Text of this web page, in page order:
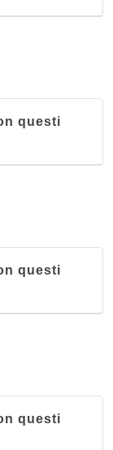
questi
questi
questi